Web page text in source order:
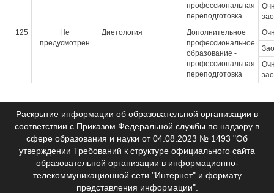
профессиональная
переподготовка
125
Не
предусмотрен
Диетология
Дополнительное
профессиональное
образование -
профессиональная
переподготовка
Раскрытие информации об образовательной организации в
соответствии с Приказом Федеральной службы по надзору в
сфере образования и науки от 04.08.2023 № 1493 "Об
утверждении Требований к структуре официального сайта
образовательной организации в информационно-
телекоммуникационной сети "Интернет" и формату
представления информации".